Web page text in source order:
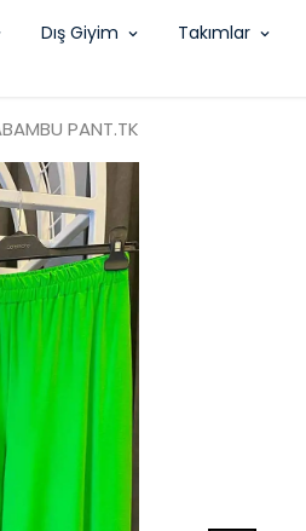
Dış Giyim Takımlar
PANT.TK